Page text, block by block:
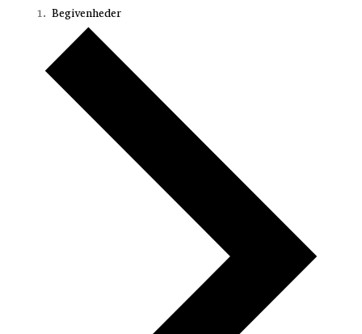
Begivenheder